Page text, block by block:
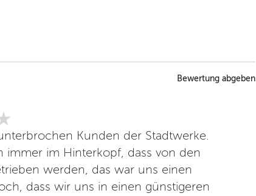
Bewertung abgeben
Kunden der Stadtwerke.
immer im Hinterkopf, dass von den
werden, das war uns einen
dass wir uns in einen günstigeren